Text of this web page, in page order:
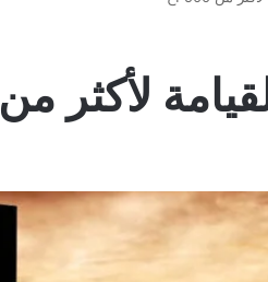
لأكثر من 500 أخ